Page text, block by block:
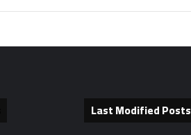
Last Modified Posts